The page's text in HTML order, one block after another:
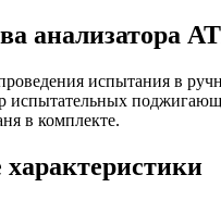
анализатора
испытания в
испытательных
в комплекте.